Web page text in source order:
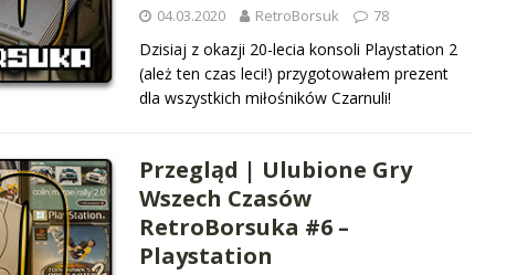
04.03.2020 RetroBorsuk 78
Dzisiaj z okazji 20-lecia konsoli Playstation 2
(ależ ten czas leci!) przygotowałem prezent
dla wszystkich miłośników Czarnuli!
Przegląd | Ulubione Gry
Wszech Czasów
RetroBorsuka #6 –
Playstation